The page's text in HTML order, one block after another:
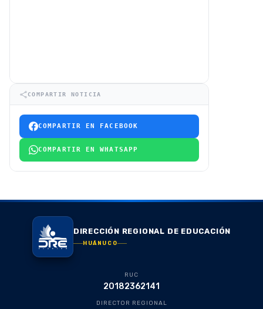
COMPARTIR NOTICIA
COMPARTIR EN FACEBOOK
COMPARTIR EN WHATSAPP
DIRECCIÓN REGIONAL DE EDUCACIÓN
HUÁNUCO
RUC
20182362141
DIRECTOR REGIONAL